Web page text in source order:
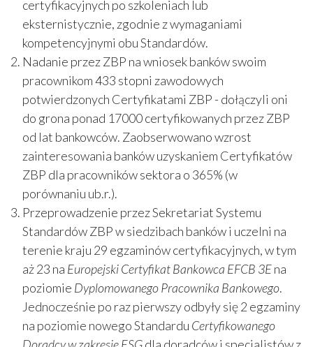
certyfikacyjnych po szkoleniach lub
eksternistycznie, zgodnie z wymaganiami
kompetencyjnymi obu Standardów.
Nadanie przez ZBP na wniosek banków swoim
pracownikom 433 stopni zawodowych
potwierdzonych Certyfikatami ZBP - dołączyli oni
do grona ponad 17000 certyfikowanych przez ZBP
od lat bankowców. Zaobserwowano wzrost
zainteresowania banków uzyskaniem Certyfikatów
ZBP dla pracowników sektora o 365% (w
porównaniu ub.r.).
Przeprowadzenie przez Sekretariat Systemu
Standardów ZBP w siedzibach banków i uczelni na
terenie kraju 29 egzaminów certyfikacyjnych, w tym
aż 23 na Europejski Certyfikat Bankowca EFCB 3Ena
poziomie Dyplomowanego Pracownika Bankowego.
Jednocześnie po raz pierwszy odbyły się 2 egzaminy
na poziomie nowego Standardu Certyfikowanego